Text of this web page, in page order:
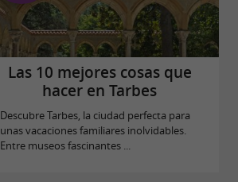
Las 10 mejores cosas que
hacer en Tarbes
Descubre Tarbes, la ciudad perfecta para
unas vacaciones familiares inolvidables.
Entre museos fascinantes ...